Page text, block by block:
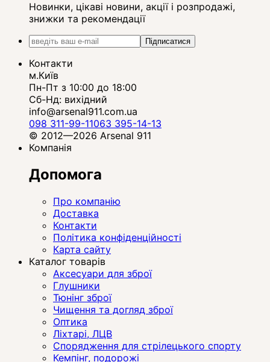
Новинки, цікаві новини, акції і розпродажі,
знижки та рекомендації
Підписатися
Контакти
м.Київ
Пн-Пт з 10:00 до 18:00
Сб-Нд: вихідний
info@arsenal911.com.ua
098 311-99-11063 395-14-13
© 2012—2026 Arsenal 911
Компанія
Допомога
Про компанію
Доставка
Контакти
Політика конфіденційності
Карта сайту
Каталог товарів
Аксесуари для зброї
Глушники
Тюнінг зброї
Чищення та догляд зброї
Оптика
Ліхтарі, ЛЦВ
Спорядження для стрілецького спорту
Кемпінг, подорожі